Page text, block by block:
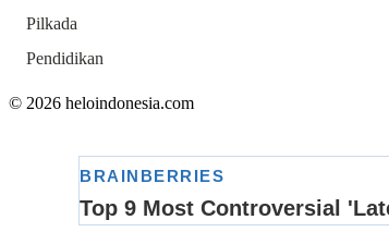
Pilkada
Pendidikan
© 2026 heloindonesia.com